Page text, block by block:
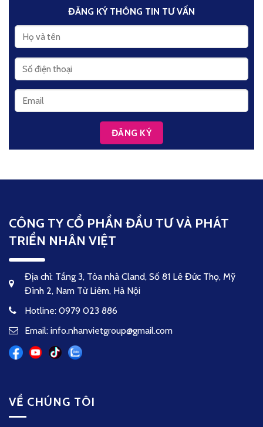
ĐĂNG KÝ THÔNG TIN TƯ VẤN
CÔNG TY CỔ PHẦN ĐẦU TƯ VÀ PHÁT
TRIỂN NHÂN VIỆT
Địa chỉ: Tầng 3, Tòa nhà Cland, Số 81 Lê Đức Thọ, Mỹ
Đình 2, Nam Từ Liêm, Hà Nội
Hotline: 0979 023 886
Email: info.nhanvietgroup@gmail.com
VỀ CHÚNG TÔI